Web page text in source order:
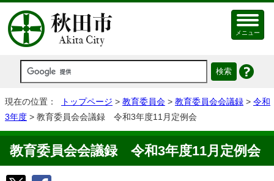
メニュー
現在の位置： トップページ > 教育委員会 > 教育委員会会議録 > 令和
3年度 > 教育委員会会議録 令和3年度11月定例会
教育委員会会議録 令和3年度11月定例会